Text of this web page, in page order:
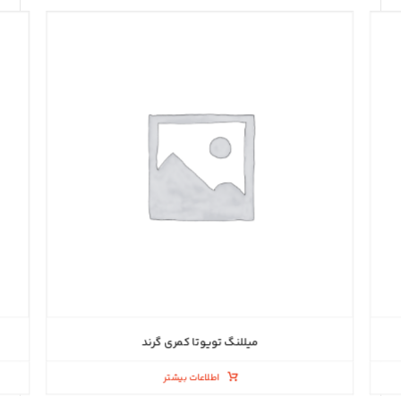
میللنگ تویوتا کمری گرند
اطلاعات بیشتر